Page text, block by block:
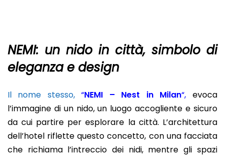
NEMI: un nido in città, simbolo di
eleganza e design
Il nome stesso,“NEMI – Nest in Milan“, evoca
l’immagine di un nido, un luogo accogliente e sicuro
da cui partire per esplorare la città. L’architettura
dell’hotel riflette questo concetto, con una facciata
che richiama l’intreccio dei nidi, mentre gli spazi